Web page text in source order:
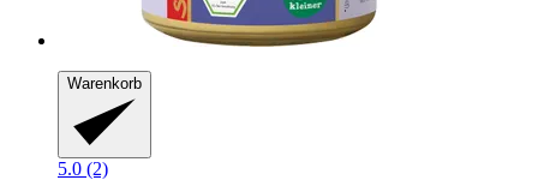
Warenkorb
5.0 (2)